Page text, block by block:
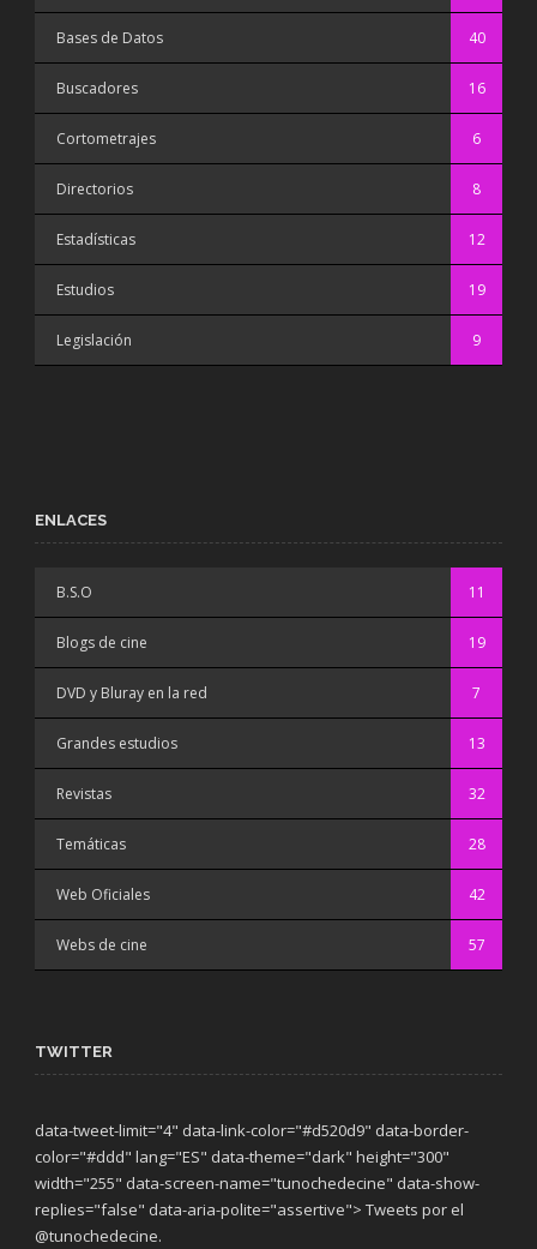
Bases de Datos 40
Buscadores 16
Cortometrajes 6
Directorios 8
Estadísticas 12
Estudios 19
Legislación 9
ENLACES
B.S.O 11
Blogs de cine 19
DVD y Bluray en la red 7
Grandes estudios 13
Revistas 32
Temáticas 28
Web Oficiales 42
Webs de cine 57
TWITTER
data-tweet-limit="4" data-link-color="#d520d9" data-border-
color="#ddd" lang="ES" data-theme="dark" height="300"
width="255" data-screen-name="tunochedecine" data-show-
replies="false" data-aria-polite="assertive"> Tweets por el
@tunochedecine.